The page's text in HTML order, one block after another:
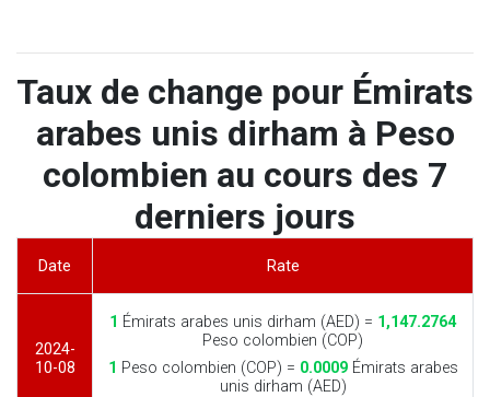
Taux de change pour Émirats
arabes unis dirham à Peso
colombien au cours des 7
derniers jours
Date Rate
2024-
10-08
1 Émirats arabes unis dirham (AED) = 1,147.2764
Peso colombien (COP)
1 Peso colombien (COP) = 0.0009Émirats arabes
unis dirham (AED)